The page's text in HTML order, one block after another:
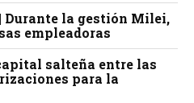
Durante la gestión Milei,
empleadoras
salteña entre las
para la